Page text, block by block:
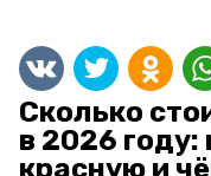
Сколько
в 2026
красную и